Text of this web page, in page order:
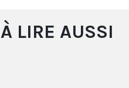
À LIRE AUSSI